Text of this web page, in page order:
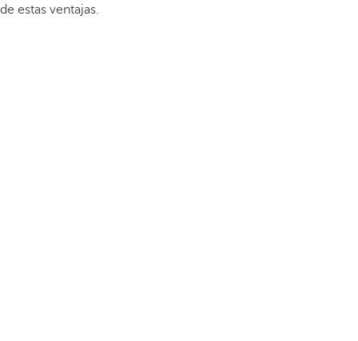
de estas ventajas.